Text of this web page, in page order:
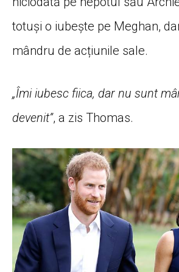
totuși o iubește pe Meghan,
mândru de acțiunile sale.
„Îmi iubesc fiica, dar nu sunt
devenit”, a zis Thomas.